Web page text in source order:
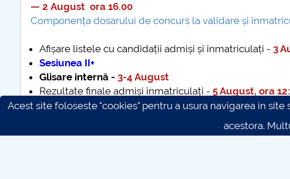
— 2 August ora 16.00
Componența dosarului de concurs la validare și
Afișare listele cu candidații admiși și înmatriculați - 3
Sesiunea II+
Glisare internă - 3-4 August
Rezultate finale admiși înmatriculați - 5 August, ora
Acest site foloseste "cookies" pentru a usura navigarea in
acestora.